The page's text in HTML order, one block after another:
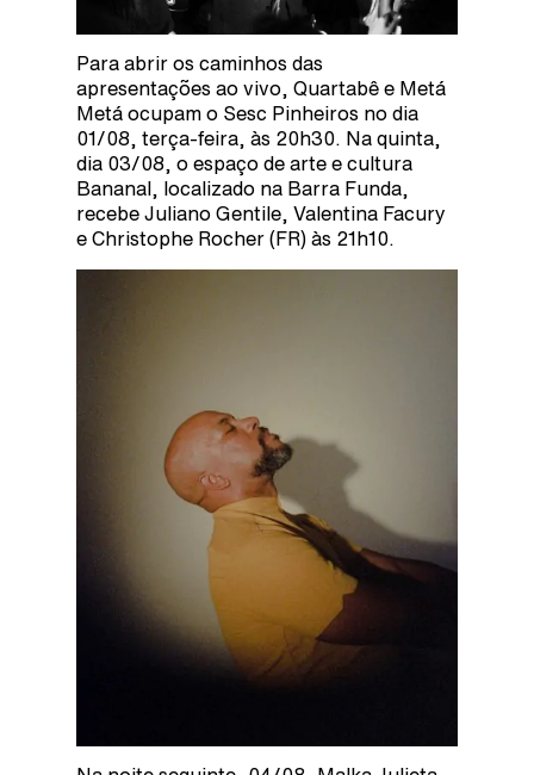
Para abrir os caminhos das
apresentações ao vivo, Quartabê e Metá
Metá ocupam o Sesc Pinheiros no dia
01/08, terça-feira, às 20h30. Na quinta,
dia 03/08, o espaço de arte e cultura
Bananal, localizado na Barra Funda,
recebe Juliano Gentile, Valentina Facury
e Christophe Rocher (FR) às 21h10.